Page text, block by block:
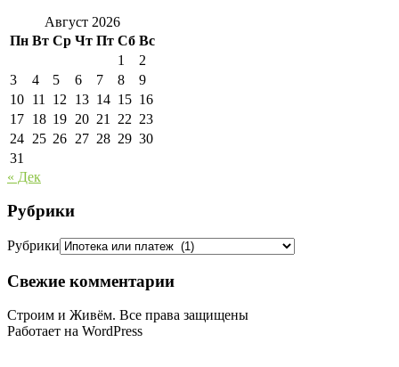
Август 2026
Пн Вт Ср Чт Пт Сб Вс
1
2
3
4 5 6 7 8
9
10 11 12 13 14 15 16
17 18 19 20 21 22 23
24 25 26 27 28 29 30
31
« Дек
Рубрики
Рубрики
Свежие комментарии
Строим и Живём. Все права защищены
Работает на WordPress